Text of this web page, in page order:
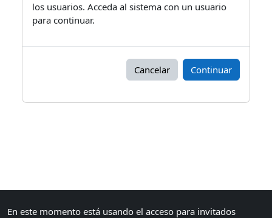
los usuarios. Acceda al sistema con un usuario
para continuar.
Cancelar Continuar
En este momento está usando el acceso para invitados